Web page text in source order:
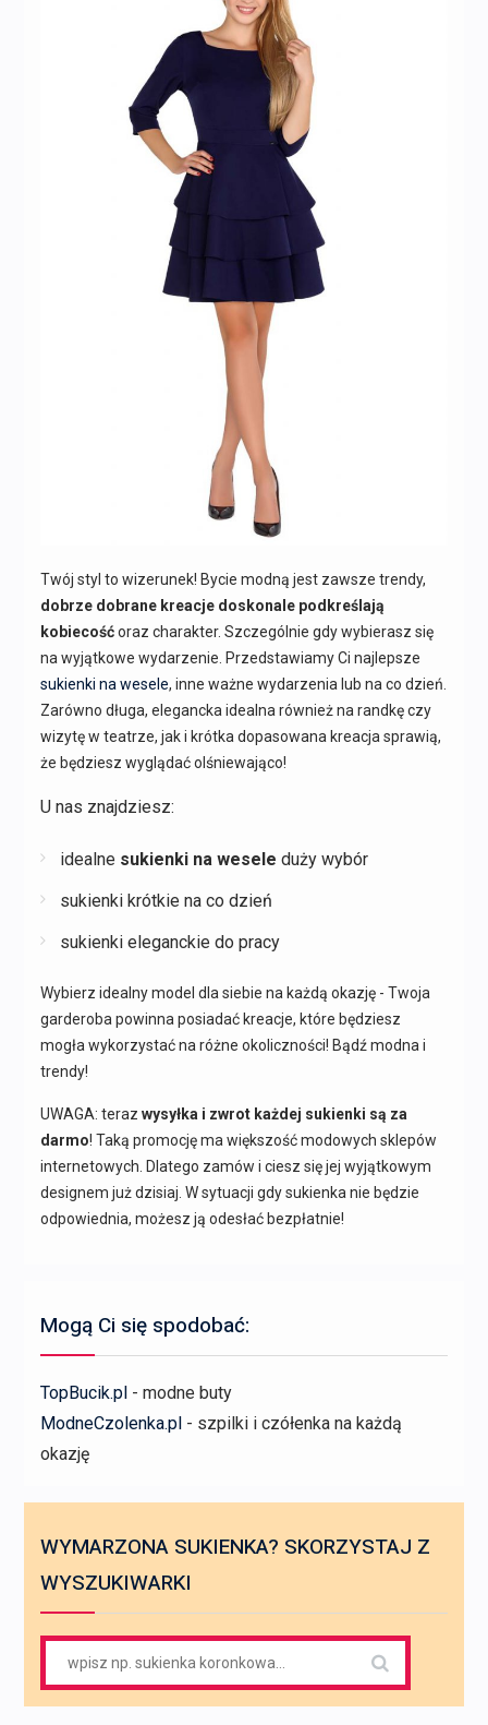
Twój styl to wizerunek! Bycie modną jest zawsze trendy,
dobrze dobrane kreacje doskonale podkreślają
kobiecośćoraz charakter. Szczególnie gdy wybierasz się
na wyjątkowe wydarzenie. Przedstawiamy Ci najlepsze
sukienki na wesele, inne ważne wydarzenia lub na co dzień.
Zarówno długa, elegancka idealna również na randkę czy
wizytę w teatrze, jak i krótka dopasowana kreacja sprawią,
że będziesz wyglądać olśniewająco!
U nas znajdziesz:
idealne sukienki na wesele duży wybór
sukienki krótkie na co dzień
sukienki eleganckie do pracy
Wybierz idealny model dla siebie na każdą okazję - Twoja
garderoba powinna posiadać kreacje, które będziesz
mogła wykorzystać na różne okoliczności! Bądź modna i
trendy!
UWAGA: teraz wysyłka i zwrot każdej sukienki są za
darmo! Taką promocję ma większość modowych sklepów
internetowych. Dlatego zamów i ciesz się jej wyjątkowym
designem już dzisiaj. W sytuacji gdy sukienka nie będzie
odpowiednia, możesz ją odesłać bezpłatnie!
Mogą Ci się spodobać:
TopBucik.pl - modne buty
ModneCzolenka.pl - szpilki i czółenka na każdą
okazję
WYMARZONA SUKIENKA? SKORZYSTAJ Z
WYSZUKIWARKI
for: